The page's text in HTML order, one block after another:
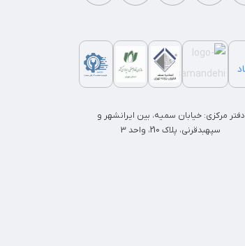
دفتر مرکزی: خیابان سمیه، بین ایرانشهر و
سپهبدقرنی، پلاک 210، واحد 3